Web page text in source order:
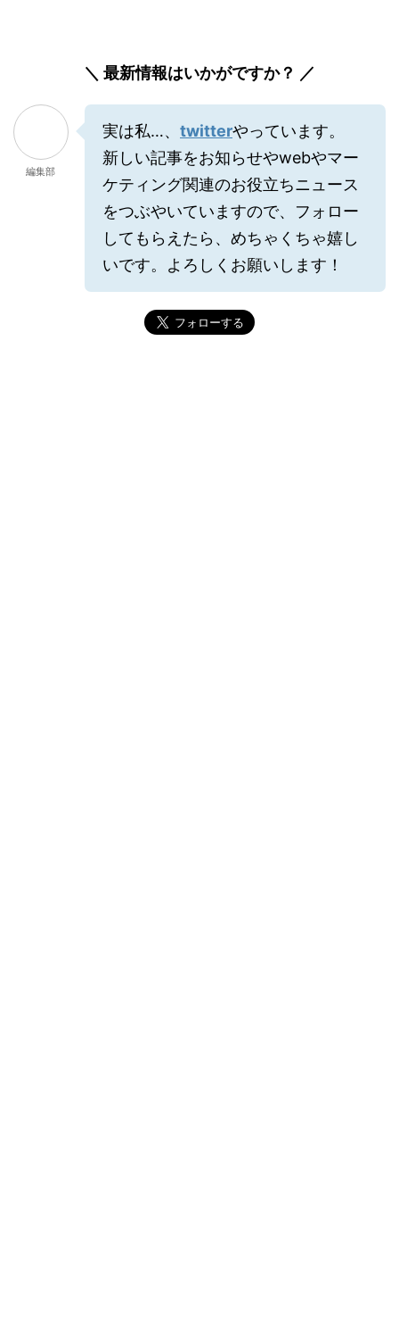
＼ 最新情報はいかがですか？ ／
編集部
実は私…、 twitterやっています。
新しい記事をお知らせやwebやマー
ケティング関連のお役立ちニュース
をつぶやいていますので、フォロー
してもらえたら、めちゃくちゃ嬉し
いです。よろしくお願いします！